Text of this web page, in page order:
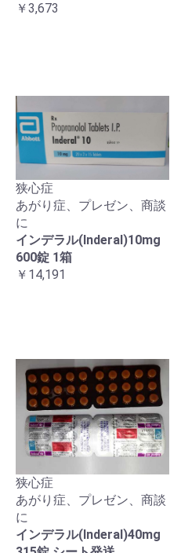
￥3,673
狭心症
あがり症、プレゼン、商談
に
インデラル(Inderal)10mg
600錠 1箱
￥14,191
狭心症
あがり症、プレゼン、商談
に
インデラル(Inderal)40mg